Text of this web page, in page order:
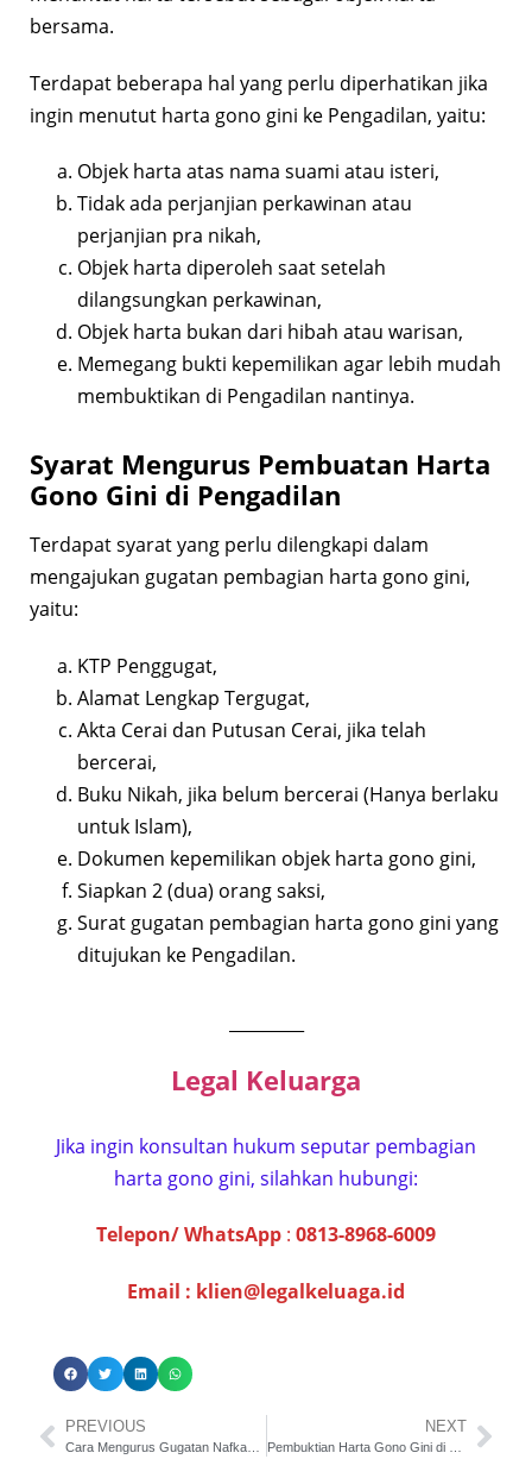
bersama.
Terdapat beberapa hal yang perlu diperhatikan jika
ingin menutut harta gono gini ke Pengadilan, yaitu:
Objek harta atas nama suami atau isteri,
Tidak ada perjanjian perkawinan atau
perjanjian pra nikah,
Objek harta diperoleh saat setelah
dilangsungkan perkawinan,
Objek harta bukan dari hibah atau warisan,
Memegang bukti kepemilikan agar lebih mudah
membuktikan di Pengadilan nantinya.
Syarat Mengurus Pembuatan Harta
Gono Gini di Pengadilan
Terdapat syarat yang perlu dilengkapi dalam
mengajukan gugatan pembagian harta gono gini,
yaitu:
KTP Penggugat,
Alamat Lengkap Tergugat,
Akta Cerai dan Putusan Cerai, jika telah
bercerai,
Buku Nikah, jika belum bercerai (Hanya berlaku
untuk Islam),
Dokumen kepemilikan objek harta gono gini,
Siapkan 2 (dua) orang saksi,
Surat gugatan pembagian harta gono gini yang
ditujukan ke Pengadilan.
Legal Keluarga
Jika ingin konsultan hukum seputar pembagian
harta gono gini, silahkan hubungi:
Telepon/ WhatsApp : 0813-8968-6009
Email : klien@legalkeluaga.id
PREVIOUS NEXT